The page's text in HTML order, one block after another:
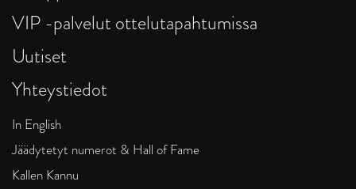
VIP -palvelut ottelutapahtumissa
Uutiset
Yhteystiedot
In English
Jäädytetyt numerot & Hall of Fame
Kallen Kannu